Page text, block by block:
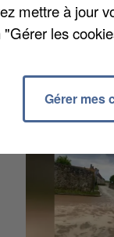
mettre à jour
les
Gérer mes